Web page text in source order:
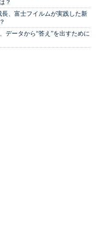
？
、富士フイルムが実践した新
データから“答え”を出すために